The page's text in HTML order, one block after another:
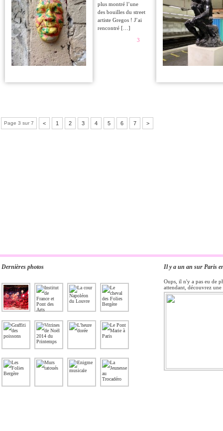
plus montré l’une
des bouilles du street
artiste Gregos ! J’ai
rencontré […]
3
Page 3 sur 7 < 1 2 3 4 5 6 7 >
Dernières photos Il y a un an sur Paris
Oups, il n'y a pas eu de
attendant, découvrez